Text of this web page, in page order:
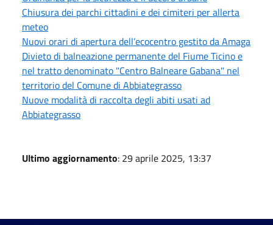
Chiusura dei parchi cittadini e dei cimiteri per allerta
meteo
Nuovi orari di apertura dell’ecocentro gestito da Amaga
Divieto di balneazione permanente del Fiume Ticino e
nel tratto denominato "Centro Balneare Gabana" nel
territorio del Comune di Abbiategrasso
Nuove modalità di raccolta degli abiti usati ad
Abbiategrasso
Ultimo aggiornamento: 29 aprile 2025, 13:37